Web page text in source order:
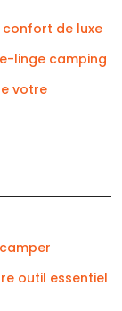
confort de luxe
linge camping
votre
outil essentiel